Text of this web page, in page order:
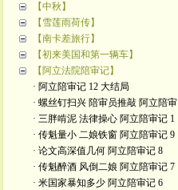
【中秋】
【雪莲雨荷传】
【南卡差旅行】
【初来美国和第一辆车】
【阿立法院陪审记】
· 阿立陪审记 12 大结局
· 螺丝钉扫兴 陪审员推敲 阿立陪审
· 三胖啃泥 法律操心 阿立陪审记 1
· 传魁量小 二娘铁窗 阿立陪审记 9
· 论文高深值几何 阿立陪审记 8
· 传魁醉酒 风倒二娘 阿立陪审记 7
· 米国家暴知多少 阿立陪审记 6